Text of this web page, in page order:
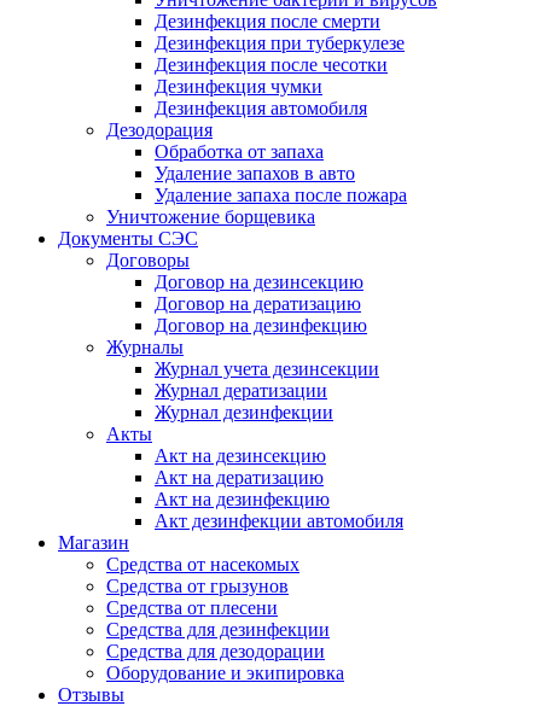
Дезинфекция после смерти
Дезинфекция при туберкулезе
Дезинфекция после чесотки
Дезинфекция чумки
Дезинфекция автомобиля
Дезодорация
Обработка от запаха
Удаление запахов в авто
Удаление запаха после пожара
Уничтожение борщевика
Документы СЭС
Договоры
Договор на дезинсекцию
Договор на дератизацию
Договор на дезинфекцию
Журналы
Журнал учета дезинсекции
Журнал дератизации
Журнал дезинфекции
Акты
Акт на дезинсекцию
Акт на дератизацию
Акт на дезинфекцию
Акт дезинфекции автомобиля
Магазин
Средства от насекомых
Средства от грызунов
Средства от плесени
Средства для дезинфекции
Средства для дезодорации
Оборудование и экипировка
Отзывы